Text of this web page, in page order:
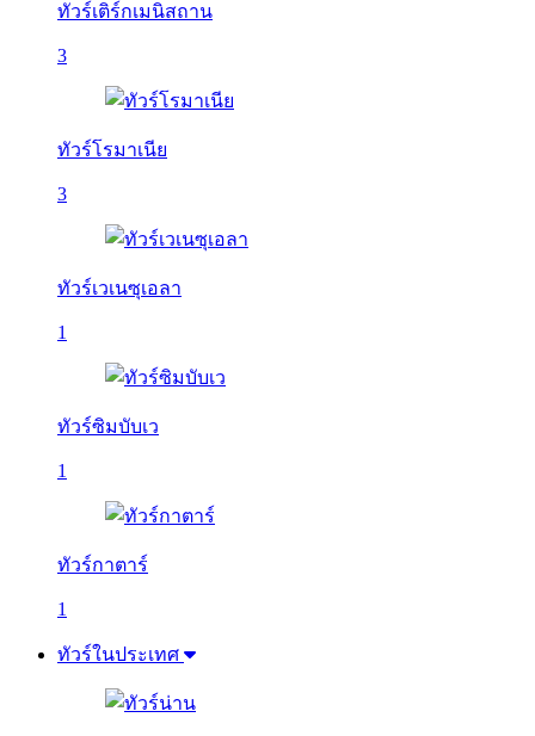
ทัวร์เติร์กเมนิสถาน
3
ทัวร์โรมาเนีย
3
ทัวร์เวเนซุเอลา
1
ทัวร์ซิมบับเว
1
ทัวร์กาตาร์
1
ทัวร์ในประเทศ